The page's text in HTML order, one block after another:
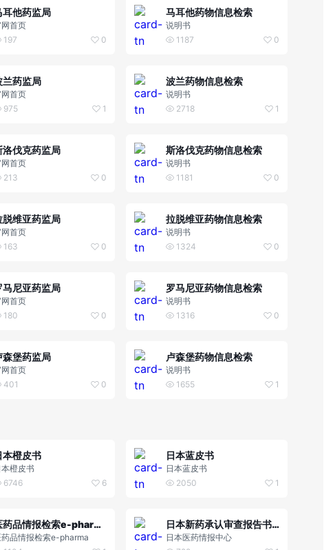
耳他药监局
首页
197
0
马耳他药物信息检索
说明书
1187
0
兰药监局
首页
975
1
波兰药物信息检索
说明书
2718
1
洛伐克药监局
首页
213
0
斯洛伐克药物信息检索
说明书
1181
0
脱维亚药监局
首页
163
0
拉脱维亚药物信息检索
说明书
1324
0
马尼亚药监局
首页
180
0
罗马尼亚药物信息检索
说明书
1316
0
森堡药监局
首页
401
0
卢森堡药物信息检索
说明书
1655
1
本橙皮书
本橙皮书
6746
6
日本蓝皮书
日本蓝皮书
2050
1
医药品情报检索e-pharma
品情报检索e-pharma
日本新药承认审查报告书检索
日本医药情报中心